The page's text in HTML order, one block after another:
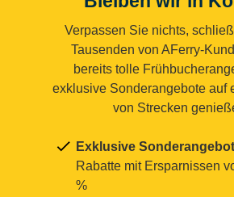
Verpassen Sie nichts,
Tausenden von AFerry-
bereits tolle
exklusive Sonderangebote auf
von Strecken
Exklusive
Rabatte mit Ersparnissen
%